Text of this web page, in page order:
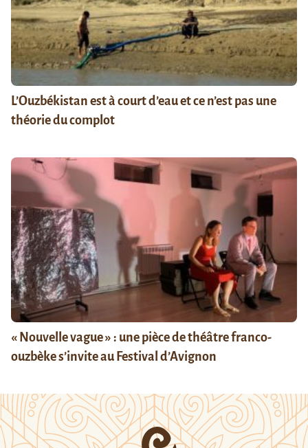
L’Ouzbékistan est à court d’eau et ce n’est pas une
théorie du complot
« Nouvelle vague » : une pièce de théâtre franco-
ouzbèke s’invite au Festival d’Avignon